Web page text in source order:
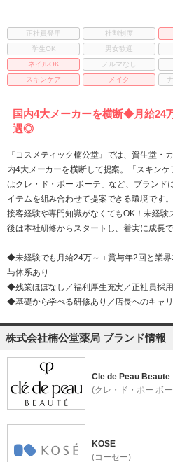
正社員登用 社割制度
学生OK
男女歓迎
ネイルOK
ノルマなし
スキンケア
メイク
国内4大メーカーを横断◆月給24
遇◎
『コスメティック楠公堂』では、資生堂・
内4大メーカーを横断して提案。「スキン
はクレ・ド・ポー ボーテ」など、ブランド
イテムを組み合わせて提案できる環境です。
接客経験や専門知識がなくてもOK！未経験
後は本社研修からスタートし、着実に成長
◆未経験でも月給24万～＋賞与年2回と業
与体系あり
◆残業ほぼなし／福利厚生充実／正社員採用
◆基礎から学べる研修あり／店長へのキャ
株式会社楠公堂薬局 ブランド情報
Cle de Peau Beaute
(クレ・ド・ポー ボ
KOSE
(コーセー)